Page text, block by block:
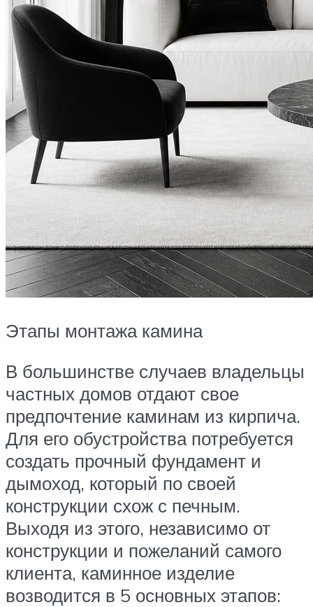
Этапы монтажа камина
В большинстве случаев владельцы
частных домов отдают свое
предпочтение каминам из кирпича.
Для его обустройства потребуется
создать прочный фундамент и
дымоход, который по своей
конструкции схож с печным.
Выходя из этого, независимо от
конструкции и пожеланий самого
клиента, каминное изделие
возводится в 5 основных этапов: